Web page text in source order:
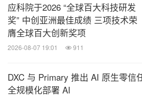
应科院于2026 “全球百大科技研发
奖” 中创亚洲最佳成绩 三项技术荣
膺全球百大创新奖项
2026-08-07 19:01 911
DXC 与 Primary 推出 AI 原生零信
全规模化部署 AI